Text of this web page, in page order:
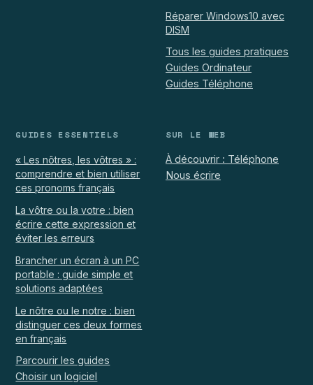
Réparer Windows10 avec
DISM
Tous les guides pratiques
Guides Ordinateur
Guides Téléphone
GUIDES ESSENTIELS
« Les nôtres, les vôtres » :
comprendre et bien utiliser
ces pronoms français
La vôtre ou la votre : bien
écrire cette expression et
éviter les erreurs
Brancher un écran à un PC
portable : guide simple et
solutions adaptées
Le nôtre ou le notre : bien
distinguer ces deux formes
en français
Parcourir les guides
Choisir un logiciel
SUR LE WEB
À découvrir : Téléphone
Nous écrire